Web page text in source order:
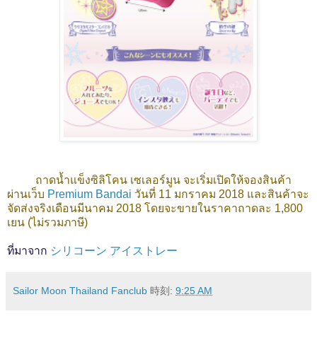
ถาดน้ำแข็งซิลิโคน เซเลอร์มูน จะเริ่มเปิดให้จองสินค้า
ผ่านเว็บ Premium Bandai วันที่ 11 มกราคม 2018 และสินค้าจะ
จัดส่งจริงเดือนมีนาคม 2018 โดยจะขายในราคาถาดละ 1,800
เยน (ไม่รวมภาษี)
ที่มาจาก シリコーン アイストレー
Sailor Moon Thailand Fanclub 時刻: 9:25 AM